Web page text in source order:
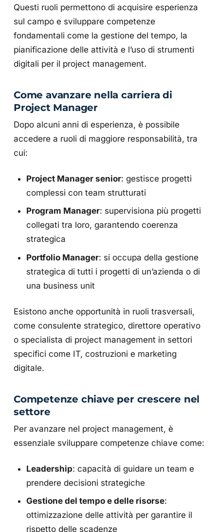
Questi ruoli permettono di acquisire esperienza
sul campo e sviluppare competenze
fondamentali come la gestione del tempo, la
pianificazione delle attività e l’uso di strumenti
digitali per il project management.
Come avanzare nella carriera di
Project Manager
Dopo alcuni anni di esperienza, è possibile
accedere a ruoli di maggiore responsabilità, tra
cui:
Project Manager senior: gestisce progetti
complessi con team strutturati
Program Manager: supervisiona più progetti
collegati tra loro, garantendo coerenza
strategica
Portfolio Manager: si occupa della gestione
strategica di tutti i progetti di un’azienda o di
una business unit
Esistono anche opportunità in ruoli trasversali,
come consulente strategico, direttore operativo
o specialista di project management in settori
specifici come IT, costruzioni e marketing
digitale.
Competenze chiave per crescere nel
settore
Per avanzare nel project management, è
essenziale sviluppare competenze chiave come:
Leadership: capacità di guidare un team e
prendere decisioni strategiche
Gestione del tempo e delle risorse:
ottimizzazione delle attività per garantire il
rispetto delle scadenze